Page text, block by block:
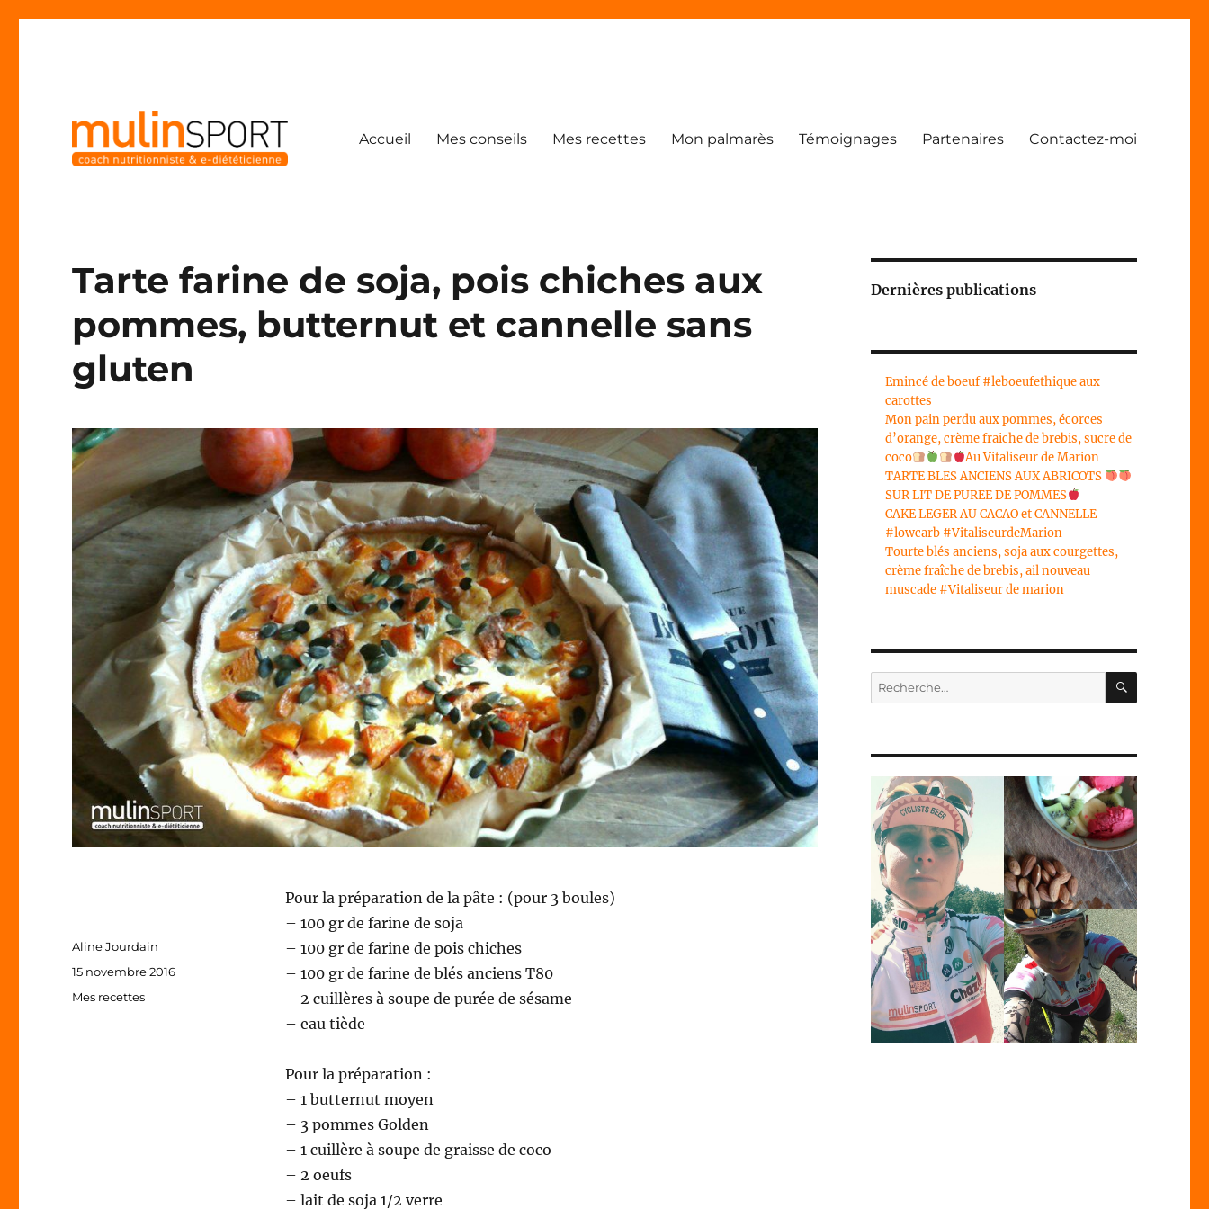
Accueil Mes conseils Mes recettes Mon palmarès Témoignages Partenaires Contactez-moi
Tarte farine de soja, pois chiches aux
pommes, butternut et cannelle sans
gluten
Pour la préparation de la pâte : (pour 3 boules)
– 100 gr de farine de soja
– 100 gr de farine de pois chiches
– 100 gr de farine de blés anciens T80
– 2 cuillères à soupe de purée de sésame
– eau tiède
Pour la préparation :
– 1 butternut moyen
– 3 pommes Golden
– 1 cuillère à soupe de graisse de coco
– 2 oeufs
– lait de soja 1/2 verre
Auteur
Aline Jourdain
Publié
15 novembre 2016
Catégories
Mes recettes
Dernières publications
Emincé de boeuf #leboeufethique aux
carottes
Mon pain perdu aux pommes, écorces
d’orange, crème fraiche de brebis, sucre de
coco
Au Vitaliseur de Marion
TARTE BLES ANCIENS AUX ABRICOTS
SUR LIT DE PUREE DE POMMES
CAKE LEGER AU CACAO et CANNELLE
#lowcarb #VitaliseurdeMarion
Tourte blés anciens, soja aux courgettes,
crème fraîche de brebis, ail nouveau
muscade #Vitaliseur de marion
Recherche
pour :